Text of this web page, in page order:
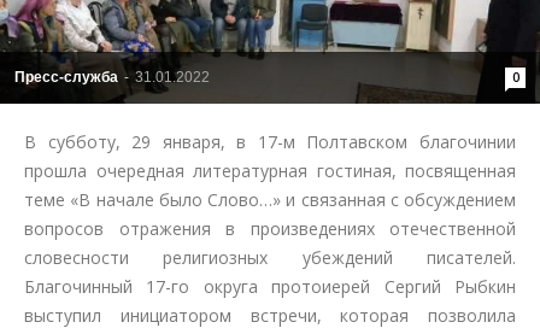
Пресс-служба - 31.01.2022 0
В субботу, 29 января, в 17-м Полтавском благочинии
прошла очередная литературная гостиная, посвященная
теме «В начале было Слово…» и связанная с обсуждением
вопросов отражения в произведениях отечественной
словесности религиозных убеждений писателей.
Благочинный 17-го округа протоиерей Сергий Рыбкин
выступил инициатором встречи, которая позволила